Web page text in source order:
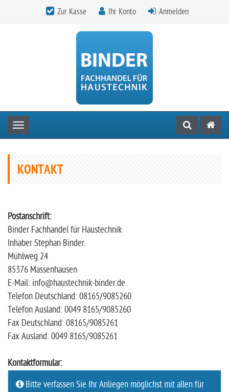
Zur Kasse Ihr Konto Anmelden
Toggle navigation
KONTAKT
Postanschrift:
Binder Fachhandel für Haustechnik
Inhaber Stephan Binder
Mühlweg 24
85376 Massenhausen
E-Mail: info@haustechnik-binder.de
Telefon Deutschland: 08165/9085260
Telefon Ausland: 0049 8165/9085260
Fax Deutschland: 08165/9085261
Fax Ausland: 0049 8165/9085261
Kontaktformular:
Bitte verfassen Sie Ihr Anliegen möglichst mit allen für